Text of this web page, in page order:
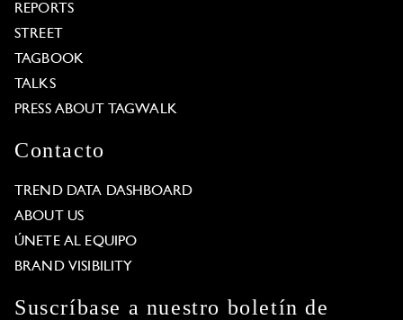
REPORTS
STREET
TAGBOOK
TALKS
PRESS ABOUT TAGWALK
Contacto
TREND DATA DASHBOARD
ABOUT US
ÚNETE AL EQUIPO
BRAND VISIBILITY
Suscríbase a nuestro boletín de